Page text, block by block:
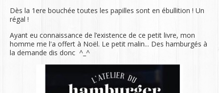
Dès la 1ere bouchée toutes les papilles sont en ébullition ! Un
régal !
Ayant eu connaissance de l’existence de ce petit livre, mon
homme me l'a offert à Noël. Le petit malin... Des hamburgés à
la demande dis donc ^_^